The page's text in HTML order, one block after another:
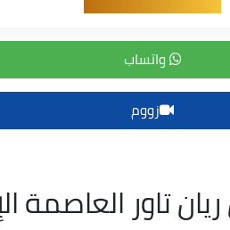
واتساب
زووم
تاور العاصمة